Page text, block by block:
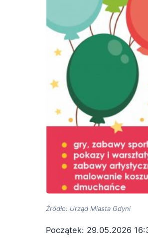
Źródło: Urząd Miasta Gdyni
Początek: 29.05.2026